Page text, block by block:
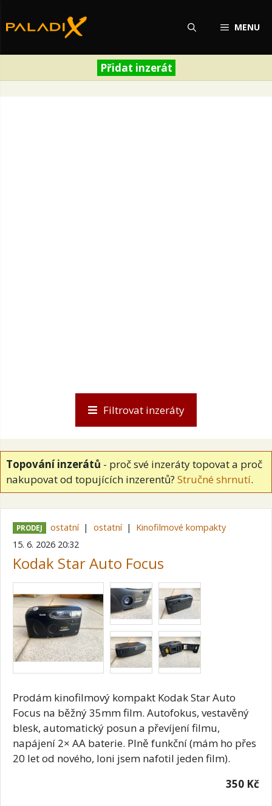
na
MENU
Přidat inzerát
Topování inzerátů - proč své inzeráty topovat a proč
nakupovat od topujících inzerentů? Stručné shrnutí.
PRODEJ ostatní ostatní
Kinofilmové kompakty
15. 6. 2026 20:32
Kodak Star Auto Focus
Prodám kinofilmový kompakt Kodak Star Auto
Focus na běžný 35mm film. Autofokus, vestavěný
blesk, automatický posun a převíjení filmu,
napájení 2× AA baterie. Plně funkční (mám ho přes
20 let od nového, loni jsem nafotil jeden film).
350 Kč
Filtrovat inzeráty